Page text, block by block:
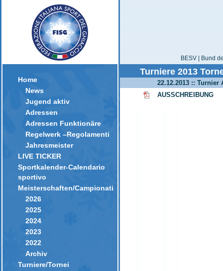
Home
News
Jugend aktiv
Adressen
Adressen Funktionäre
Regelwerk –Regolamenti
Jahresmeister
LIVE TICKER
Sportkalender-Calendario
sportivo
Meisterschaften/Campionati
2026
2025
2024
2023
2022
Archiv
Turniere/Tornei
BESV | Bund
Turniere 2013
22.12.2013 :: Turnier
AUSSCHREIBUNG